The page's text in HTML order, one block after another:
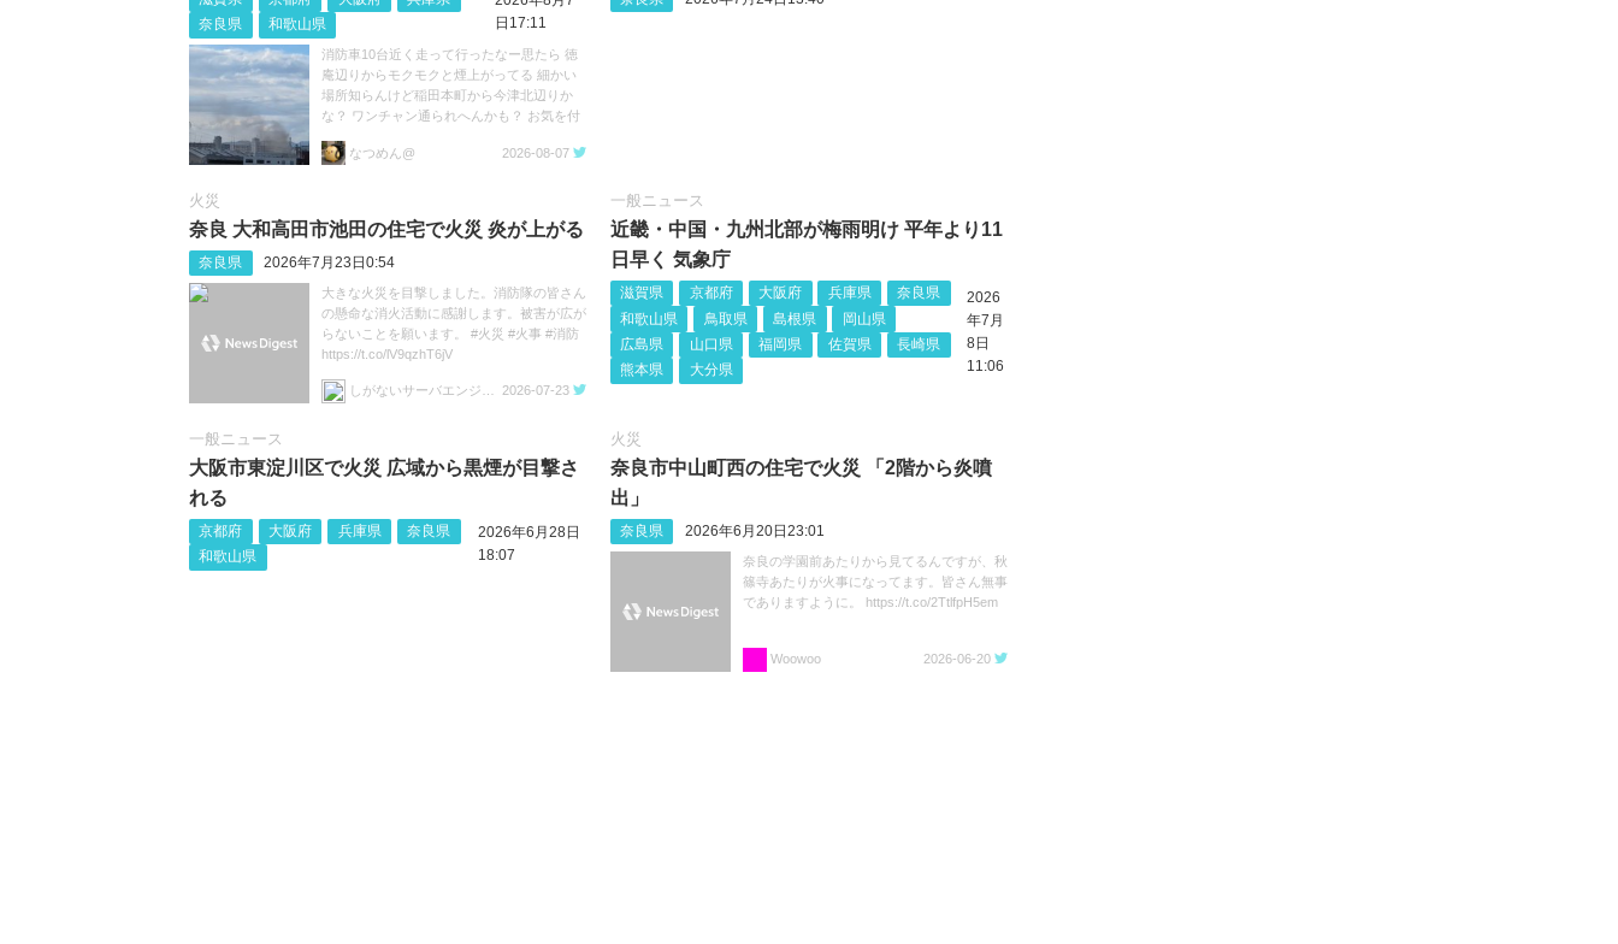
奈良県
和歌山県
日17:11
消防車10台近く走って行ったなー思たら 徳
庵辺りからモクモクと煙上がってる 細かい
場所知らんけど稲田本町から今津北辺りか
な？ ワンチャン通られへんかも？ お気を付
なつめん@
2026-08-07
火災
奈良 大和高田市池田の住宅で火災 炎が上がる
奈良県 2026年7月23日0:54
大きな火災を目撃しました。消防隊の皆さん
の懸命な消火活動に感謝します。被害が広が
らないことを願います。 #火災 #火事 #消防
https://t.co/lV9qzhT6jV
しがないサーバエンジニア 2026-07-23
一般ニュース
近畿・中国・九州北部が梅雨明け 平年より11
日早く 気象庁
滋賀県 京都府 大阪府 兵庫県
奈良県
和歌山県
鳥取県 島根県
岡山県
広島県
山口県 福岡県 佐賀県
長崎県
熊本県
大分県
2026
年7月
8日
11:06
一般ニュース
大阪市東淀川区で火災 広域から黒煙が目撃さ
れる
京都府 大阪府 兵庫県
奈良県
和歌山県
2026年6月28日
18:07
火災
奈良市中山町西の住宅で火災 「2階から炎噴
出」
奈良県 2026年6月20日23:01
奈良の学園前あたりから見てるんですが、秋
篠寺あたりが火事になってます。皆さん無事
でありますように。 https://t.co/2TtlfpH5em
Woowoo 2026-06-20